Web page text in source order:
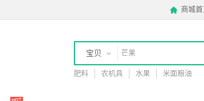
 商城首
宝贝
店铺
肥料 农机具 水果 米面粮油